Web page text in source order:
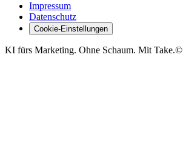
Impressum
Datenschutz
Cookie-Einstellungen
KI fürs Marketing. Ohne Schaum. Mit Take.©